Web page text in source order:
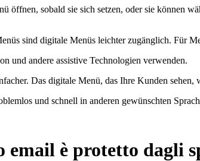
öffnen, sobald sie sich setzen, oder sie können
sind digitale Menüs leichter zugänglich. Für
und andere assistive Technologien verwenden.
Das digitale Menü, das Ihre Kunden
und schnell in anderen gewünschten
email è protetto dagli